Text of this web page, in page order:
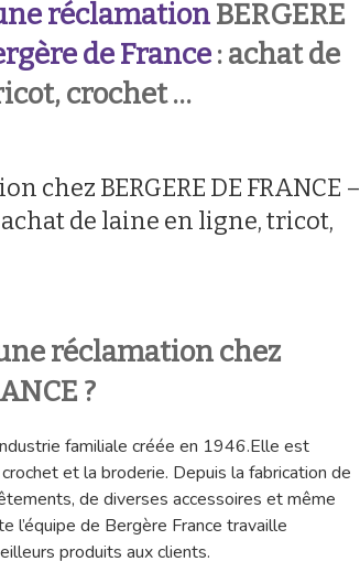
réclamationBERGERE
de France: achat de
crochet …
chez BERGERE DE FRANCE –
de laine en ligne, tricot,
réclamation chez
?
familiale créée en 1946.Elle est
et la broderie. Depuis la fabrication de
de diverses accessoires et même
l’équipe de Bergère France travaille
produits aux clients.